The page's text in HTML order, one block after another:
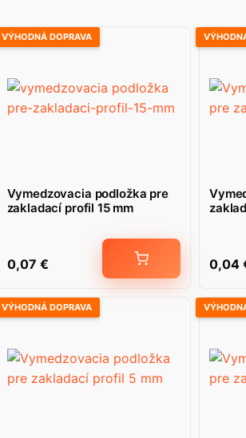
VÝHODNÁ DOPRAVA
Vymedzovacia podložka pre
zakladací profil 15 mm
0,07 € 0,04
VÝHODNÁ DOPRAVA